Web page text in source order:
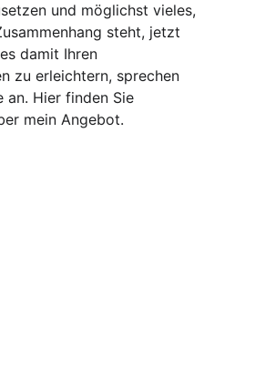
und möglichst vieles,
steht, jetzt
damit Ihren
zu erleichtern, sprechen
an. Hier finden Sie
mein Angebot.